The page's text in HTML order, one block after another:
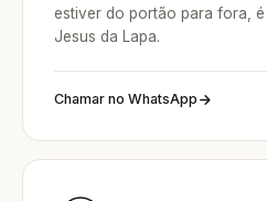
estiver do portão para fora,
Jesus da Lapa.
Chamar no WhatsApp